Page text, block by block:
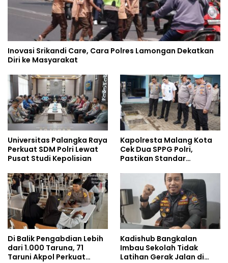
Inovasi Srikandi Care, Cara Polres Lamongan Dekatkan
Diri ke Masyarakat
Universitas Palangka Raya
Perkuat SDM Polri Lewat
Pusat Studi Kepolisian
Kapolresta Malang Kota
Cek Dua SPPG Polri,
Pastikan Standar
Pengelolaan Limbah
Berjalan Optimal
Di Balik Pengabdian Lebih
dari 1.000 Taruna, 71
Taruni Akpol Perkuat
Kadishub Bangkalan
Imbau Sekolah Tidak
Latihan Gerak Jalan di